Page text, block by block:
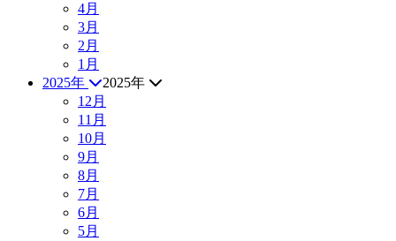
4月
3月
2月
1月
2025年
2025年
12月
11月
10月
9月
8月
7月
6月
5月